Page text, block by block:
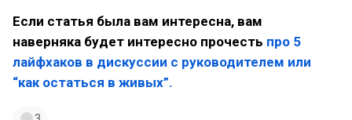
Если статья была вам интересна, вам
наверняка будет интересно прочесть про 5
лайфхаков в дискуссии с руководителем или
“как остаться в живых”.